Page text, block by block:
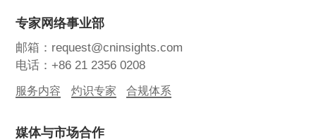
专家网络事业部
邮箱：request@cninsights.com
电话：+86 21 2356 0208
服务内容 灼识专家 合规体系
媒体与市场合作